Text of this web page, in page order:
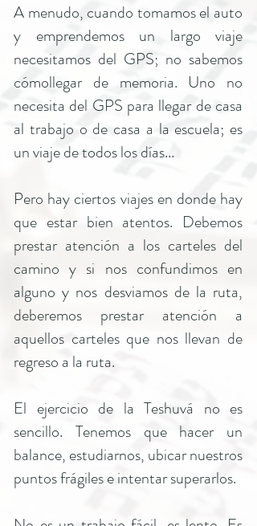
A menudo, cuando tomamos el auto
y emprendemos un largo viaje
necesitamos del GPS; no sabemos
cómollegar de memoria. Uno no
necesita del GPS para llegar de casa
al trabajo o de casa a la escuela; es
un viaje de todos los días...
Pero hay ciertos viajes en donde hay
que estar bien atentos. Debemos
prestar atención a los carteles del
camino y si nos confundimos en
alguno y nos desviamos de la ruta,
deberemos prestar atención a
aquellos carteles que nos llevan de
regreso a la ruta.
El ejercicio de la Teshuvá no es
sencillo. Tenemos que hacer un
balance, estudiarnos, ubicar nuestros
puntos frágiles e intentar superarlos.